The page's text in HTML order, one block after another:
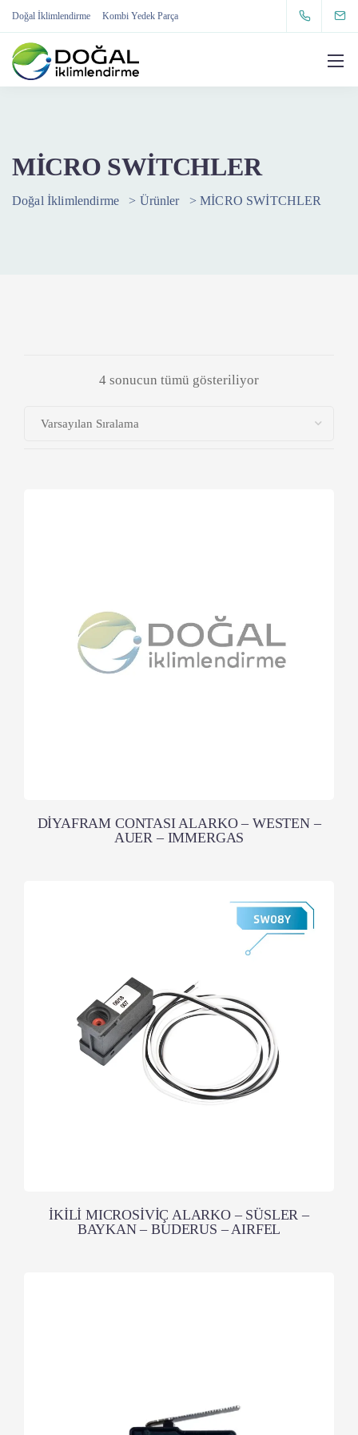
Doğal İklimlendirme Kombi Yedek Parça
MİCRO SWİTCHLER
Doğal İklimlendirme > Ürünler >MİCRO SWİTCHLER
4 sonucun tümü gösteriliyor
DİYAFRAM CONTASI ALARKO – WESTEN –
AUER – IMMERGAS
İKİLİ MICROSİVİÇ ALARKO – SÜSLER –
BAYKAN – BUDERUS – AIRFEL